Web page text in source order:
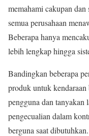
memahami cakupan
semua perusahaan
Beberapa hanya
lebih lengkap hingga
Bandingkan beberapa
produk untuk
pengguna dan tanyakan
pengecualian dalam
berguna saat dibutuhkan.